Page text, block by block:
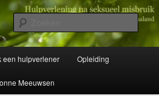
na seksueel misbruik
een hulpverlener Opleiding
Meeuwsen